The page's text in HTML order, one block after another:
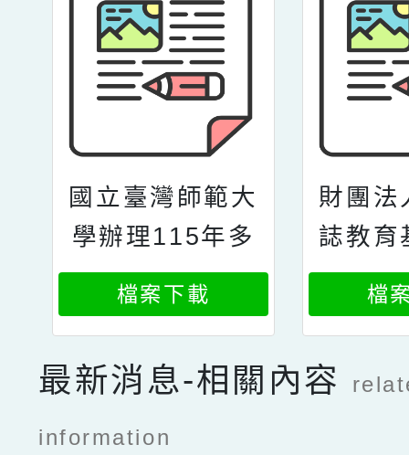
國立臺灣師範大
學辦理115年多
元評量導入探究
的議題式與主題
徵稿實施計畫案
檔案下載
財團法
誌教育
天下雜
5年6
灣創意
檔
最新消息-相關內容
information